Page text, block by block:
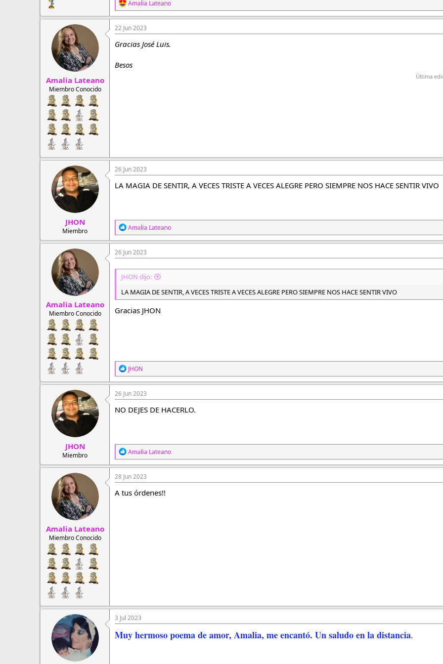
R
e
a
c
c
i
o
e
Amalia Lateano
Amalia Lateano
Miembro Conocido
22 Jun 2023
Gracias José Luis.
Besos
Última
JHON
Miembro
26 Jun 2023
LA MAGIA DE SENTIR, A VECES TRISTE A VECES ALEGRE PERO SIEMPRE NOS HACE SENTIR VIVO
R
e
a
c
c
o
n
e
s
Amalia Lateano
Amalia Lateano
Miembro Conocido
26 Jun 2023
JHON dijo:
LA MAGIA DE SENTIR, A VECES TRISTE A VECES ALEGRE PERO SIEMPRE NOS HACE SENTIR VIVO
Gracias JHON
R
e
a
c
c
i
o
:
JHON
JHON
Miembro
26 Jun 2023
NO DEJES DE HACERLO.
R
e
a
c
c
i
o
Amalia Lateano
Amalia Lateano
Miembro Conocido
28 Jun 2023
A tus órdenes!!
3 Jul 2023
Muy hermoso poema de amor, Amalia, me encantó. Un saludo en la distancia.